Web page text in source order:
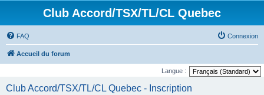
Club Accord/TSX/TL/CL Quebec
FAQ Connexion
Accueil du forum
Langue :
Club Accord/TSX/TL/CL Quebec - Inscription